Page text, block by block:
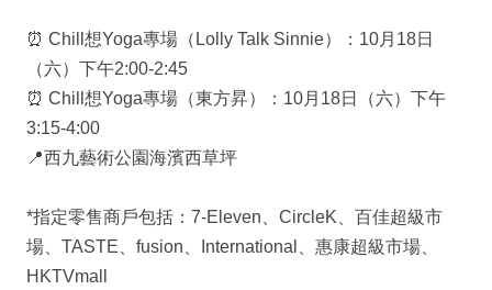
⏰ Chill想Yoga專場（Lolly Talk Sinnie）：10月18日
（六）下午2:00-2:45
⏰ Chill想Yoga專場（東方昇）：10月18日（六）下午
3:15-4:00
📍西九藝術公園海濱西草坪
*指定零售商戶包括：7-Eleven、CircleK、百佳超級市
場、TASTE、fusion、International、惠康超級市場、
HKTVmall